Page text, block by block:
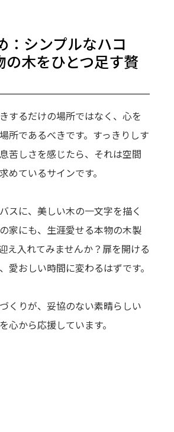
：シンプルなハコ
の木をひとつ足す贅
するだけの場所ではなく、心を
所であるべきです。すっきりしす
苦しさを感じたら、それは空間
めているサインです。
スに、美しい木の一文字を描く
家にも、生涯愛せる本物の木製
え入れてみませんか？扉を開ける
愛おしい時間に変わるはずです。
くりが、妥協のない素晴らしい
心から応援しています。